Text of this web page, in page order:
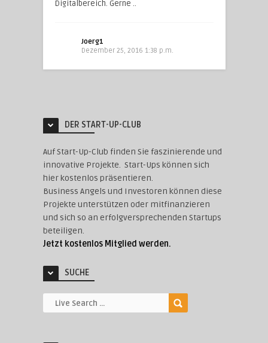
Digitalbereich. Gerne ..
Joerg1
Dezember 25, 2016 1:38 p.m.
DER START-UP-CLUB
Auf Start-Up-Club finden Sie faszinierende und
innovative Projekte. Start-Ups können sich
hier kostenlos präsentieren.
Business Angels und Investoren können diese
Projekte unterstützen oder mitfinanzieren
und sich so an erfolgversprechenden Startups
beteiligen.
Jetzt kostenlos Mitglied werden.
SUCHE